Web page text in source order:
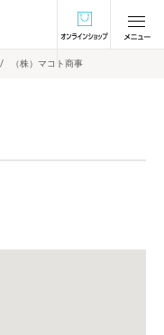
オンラインショ
（株）マコト商事